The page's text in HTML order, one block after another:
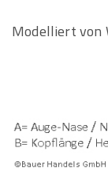
Modelliert von